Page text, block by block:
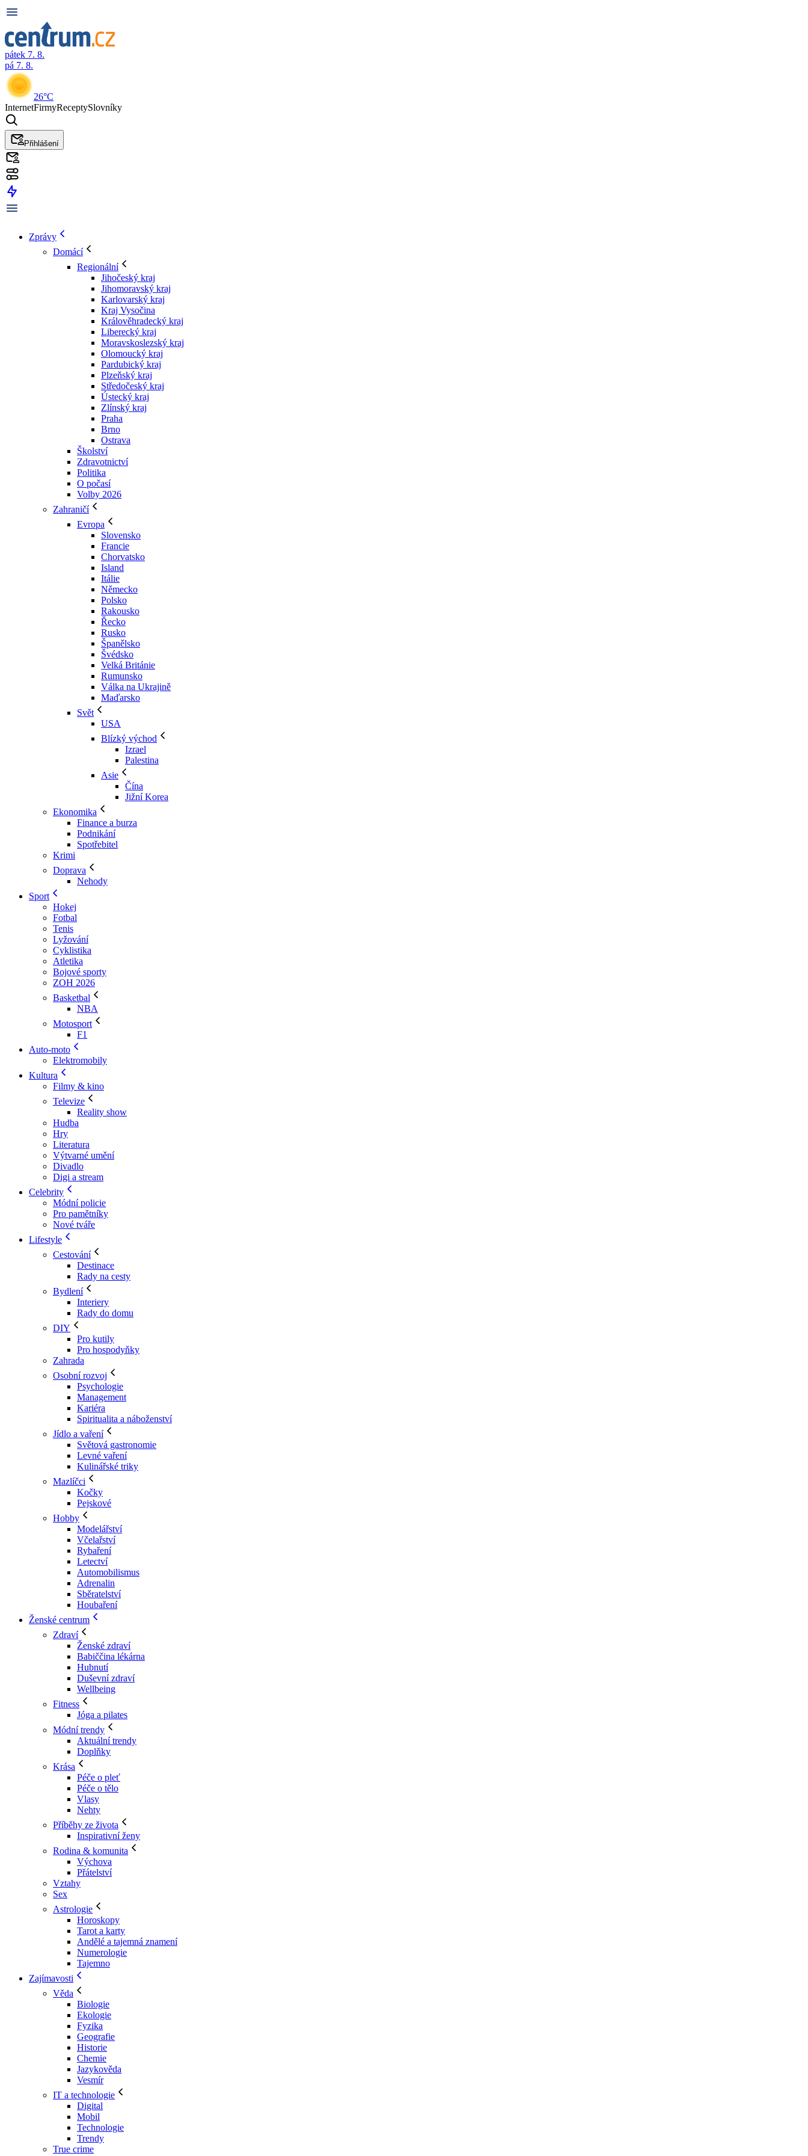
pátek 7. 8.
pá 7. 8.
26°C
InternetFirmyReceptySlovníky
Přihlášení
Zprávy
Domácí
Regionální
Jihočeský kraj
Jihomoravský kraj
Karlovarský kraj
Kraj Vysočina
Králověhradecký kraj
Liberecký kraj
Moravskoslezský kraj
Olomoucký kraj
Pardubický kraj
Plzeňský kraj
Středočeský kraj
Ústecký kraj
Zlínský kraj
Praha
Brno
Ostrava
Školství
Zdravotnictví
Politika
O počasí
Volby 2026
Zahraničí
Evropa
Slovensko
Francie
Chorvatsko
Island
Itálie
Německo
Polsko
Rakousko
Řecko
Rusko
Španělsko
Švédsko
Velká Británie
Rumunsko
Válka na Ukrajině
Maďarsko
Svět
USA
Blízký východ
Izrael
Palestina
Asie
Čína
Jižní Korea
Ekonomika
Finance a burza
Podnikání
Spotřebitel
Krimi
Doprava
Nehody
Sport
Hokej
Fotbal
Tenis
Lyžování
Cyklistika
Atletika
Bojové sporty
ZOH 2026
Basketbal
NBA
Motosport
F1
Auto-moto
Elektromobily
Kultura
Filmy & kino
Televize
Reality show
Hudba
Hry
Literatura
Výtvarné umění
Divadlo
Digi a stream
Celebrity
Módní policie
Pro pamětníky
Nové tváře
Lifestyle
Cestování
Destinace
Rady na cesty
Bydlení
Interiery
Rady do domu
DIY
Pro kutily
Pro hospodyňky
Zahrada
Osobní rozvoj
Psychologie
Management
Kariéra
Spiritualita a náboženství
Jídlo a vaření
Světová gastronomie
Levné vaření
Kulinářské triky
Mazlíčci
Kočky
Pejskové
Hobby
Modelářství
Včelařství
Rybaření
Letectví
Automobilismus
Adrenalin
Sběratelství
Houbaření
Ženské centrum
Zdraví
Ženské zdraví
Babiččina lékárna
Hubnutí
Duševní zdraví
Wellbeing
Fitness
Jóga a pilates
Módní trendy
Aktuální trendy
Doplňky
Krása
Péče o pleť
Péče o tělo
Vlasy
Nehty
Příběhy ze života
Inspirativní ženy
Rodina & komunita
Výchova
Přátelství
Vztahy
Sex
Astrologie
Horoskopy
Tarot a karty
Andělé a tajemná znamení
Numerologie
Tajemno
Zajímavosti
Věda
Biologie
Ekologie
Fyzika
Geografie
Historie
Chemie
Jazykověda
Vesmír
IT a technologie
Digital
Mobil
Technologie
Trendy
True crime